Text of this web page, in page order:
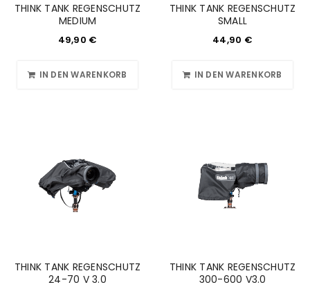
THINK TANK REGENSCHUTZ
MEDIUM
49,90 €
IN DEN WARENKORB
THINK TANK REGENSCHUTZ
SMALL
44,90 €
IN DEN WARENKORB
THINK TANK REGENSCHUTZ
24-70 V 3.0
THINK TANK REGENSCHUTZ
300-600 V3.0